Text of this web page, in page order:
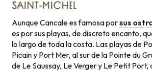
SAINT-MICHEL
Aunque Cancale es famosa porsus
es por sus playas, de discreto encanto,
lo largo de toda la costa. Las playas de
Picain y Port Mer, al sur de la Pointe du
de Le Saussay, Le Verger y Le Petit Port,